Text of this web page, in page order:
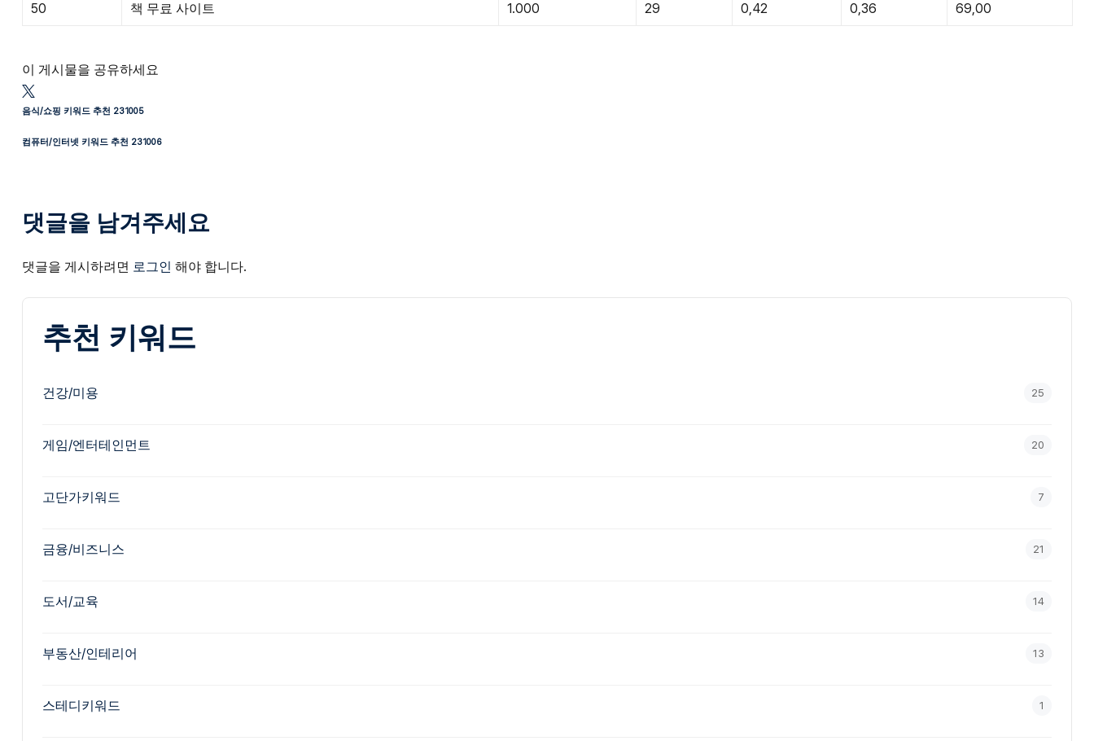
50 책 무료 사이트 1.000 29 0,42 0,36 69,00
이 게시물을 공유하세요
음식/쇼핑 키워드 추천 231005
컴퓨터/인터넷 키워드 추천 231006
댓글을 남겨주세요
댓글을 게시하려면 로그인 해야 합니다.
추천 키워드
건강/미용 25
게임/엔터테인먼트 20
고단가키워드 7
금융/비즈니스 21
도서/교육 14
부동산/인테리어 13
스테디키워드 1